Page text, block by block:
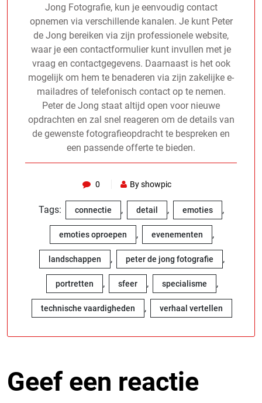
Jong Fotografie, kun je eenvoudig contact
opnemen via verschillende kanalen. Je kunt Peter
de Jong bereiken via zijn professionele website,
waar je een contactformulier kunt invullen met je
vraag en contactgegevens. Daarnaast is het ook
mogelijk om hem te benaderen via zijn zakelijke e-
mailadres of telefonisch contact op te nemen.
Peter de Jong staat altijd open voor nieuwe
opdrachten en zal snel reageren om de details van
de gewenste fotografieopdracht te bespreken en
een passende offerte te bieden.
0 By showpic
Tags: connectie , detail , emoties ,
emoties oproepen , evenementen ,
landschappen , peter de jong fotografie ,
portretten , sfeer , specialisme ,
technische vaardigheden , verhaal vertellen
Geef een reactie